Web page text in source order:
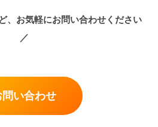
、お気軽にお問い合わせください
／
問い合わせ